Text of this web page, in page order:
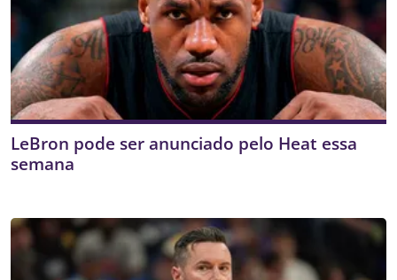
LeBron pode ser anunciado pelo Heat essa
semana